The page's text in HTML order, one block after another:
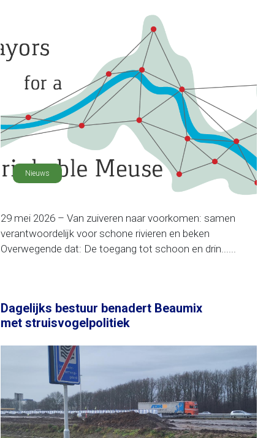
Nieuws
29 mei 2026 – Van zuiveren naar voorkomen: samen
verantwoordelijk voor schone rivieren en beken
Overwegende dat: De toegang tot schoon en drin......
Dagelijks bestuur benadert Beaumix
met struisvogelpolitiek